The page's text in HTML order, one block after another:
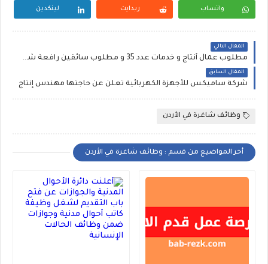
واتساب ريدايت لينكدين
المقال التالي
مطلوب عمال أنتاج و خدمات عدد 35 و مطلوب سائقين رافعة شوكية عدد 5 للعمل لدى شركة غذائية
المقال السابق
شركة ساميكس للأجهزة الكهربائية تعلن عن حاجتها مهندس إنتاج
وظائف شاغرة في الأردن
أخر المواضيع من قسم : وظائف شاغرة في الأردن